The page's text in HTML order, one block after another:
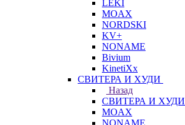
LEKI
MOAX
NORDSKI
KV+
NONAME
Bivium
KinetiXx
СВИТЕРА И ХУДИ
Назад
СВИТЕРА И ХУДИ
MOAX
NONAME